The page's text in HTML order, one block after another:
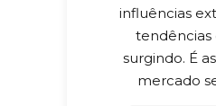
influências
tendências
surgindo. É
mercado